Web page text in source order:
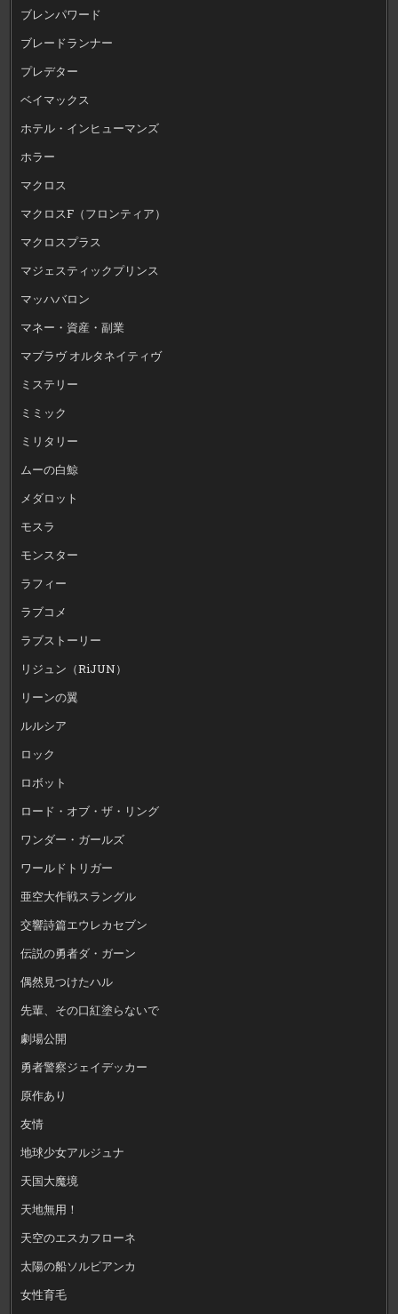
ブレンパワード
ブレードランナー
プレデター
ベイマックス
ホテル・インヒューマンズ
ホラー
マクロス
マクロスF（フロンティア）
マクロスプラス
マジェスティックプリンス
マッハバロン
マネー・資産・副業
マブラヴ オルタネイティヴ
ミステリー
ミミック
ミリタリー
ムーの白鯨
メダロット
モスラ
モンスター
ラフィー
ラブコメ
ラブストーリー
リジュン（RiJUN）
リーンの翼
ルルシア
ロック
ロボット
ロード・オブ・ザ・リング
ワンダー・ガールズ
ワールドトリガー
亜空大作戦スラングル
交響詩篇エウレカセブン
伝説の勇者ダ・ガーン
偶然見つけたハル
先輩、その口紅塗らないで
劇場公開
勇者警察ジェイデッカー
原作あり
友情
地球少女アルジュナ
天国大魔境
天地無用！
天空のエスカフローネ
太陽の船ソルビアンカ
女性育毛